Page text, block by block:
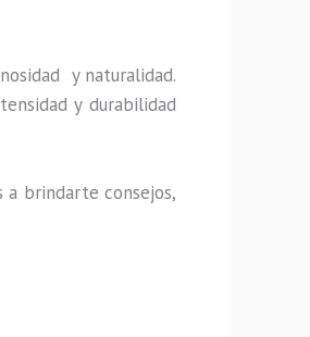
y naturalidad.
y durabilidad
brindarte consejos,